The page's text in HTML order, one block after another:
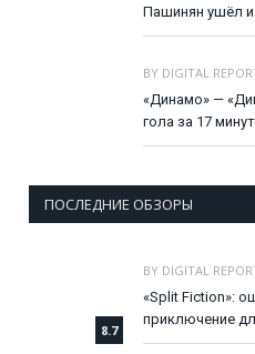
Пашинян ушёл и
BY DIGITAL
«Динамо» —
гола за 17 минут
ПОСЛЕДНИЕ ОБЗОРЫ
8.7
BY DIGITAL
«Split Fiction»:
приключение